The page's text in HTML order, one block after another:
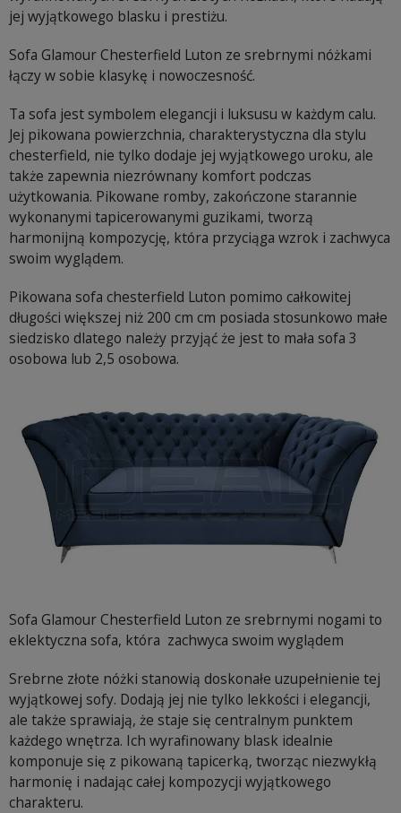
jej wyjątkowego blasku i prestiżu.
Sofa Glamour Chesterfield Luton ze srebrnymi nóżkami
łączy w sobie klasykę i nowoczesność.
Ta sofa jest symbolem elegancji i luksusu w każdym calu.
Jej pikowana powierzchnia, charakterystyczna dla stylu
chesterfield, nie tylko dodaje jej wyjątkowego uroku, ale
także zapewnia niezrównany komfort podczas
użytkowania. Pikowane romby, zakończone starannie
wykonanymi tapicerowanymi guzikami, tworzą
harmonijną kompozycję, która przyciąga wzrok i zachwyca
swoim wyglądem.
Pikowana sofa chesterfield Luton pomimo całkowitej
długości większej niż 200 cm cm posiada stosunkowo małe
siedzisko dlatego należy przyjąć że jest to mała sofa 3
osobowa lub 2,5 osobowa.
Sofa Glamour Chesterfield Luton ze srebrnymi nogami to
eklektyczna sofa, która zachwyca swoim wyglądem
Srebrne złote nóżki stanowią doskonałe uzupełnienie tej
wyjątkowej sofy. Dodają jej nie tylko lekkości i elegancji,
ale także sprawiają, że staje się centralnym punktem
każdego wnętrza. Ich wyrafinowany blask idealnie
komponuje się z pikowaną tapicerką, tworząc niezwykłą
harmonię i nadając całej kompozycji wyjątkowego
charakteru.